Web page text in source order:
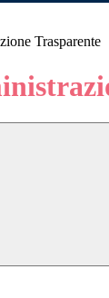
Trasparente